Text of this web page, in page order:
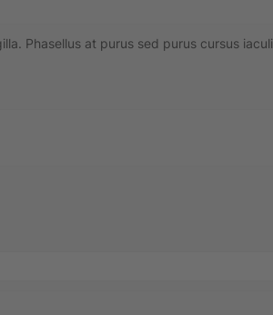
Phasellus at purus sed purus cursus